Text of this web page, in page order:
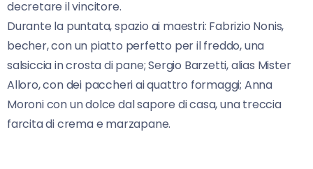
decretare il vincitore.
Durante la puntata, spazio ai maestri: Fabrizio Nonis,
becher, con un piatto perfetto per il freddo, una
salsiccia in crosta di pane; Sergio Barzetti, alias Mister
Alloro, con dei paccheri ai quattro formaggi; Anna
Moroni con un dolce dal sapore di casa, una treccia
farcita di crema e marzapane.